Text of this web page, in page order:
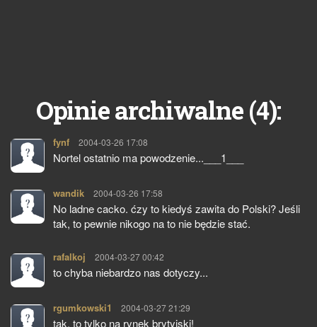
Opinie archiwalne (4):
fynf pisze:
2004-03-26 17:08
Nortel ostatnio ma powodzenie...___1___
wandik pisze:
2004-03-26 17:58
No ladne cacko. ćzy to kiedyś zawita do Polski? Jeśli
tak, to pewnie nikogo na to nie będzie stać.
rafalkoj pisze:
2004-03-27 00:42
to chyba niebardzo nas dotyczy...
rgumkowski1 pisze:
2004-03-27 21:29
tak, to tylko na rynek brytyjski!